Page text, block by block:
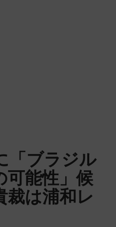
「ブラジル
可能性」候
裁は浦和レ